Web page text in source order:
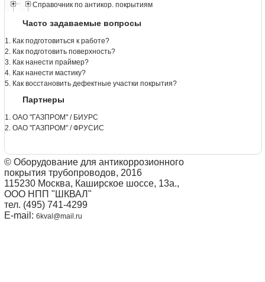
Справочник по антикор. покрытиям
Часто задаваемые вопросы
1. Как подготовиться к работе?
2. Как подготовить поверхность?
3. Как нанести праймер?
4. Как нанести мастику?
5. Как восстановить дефектные участки покрытия?
Партнеры
1. ОАО "ГАЗПРОМ" / БИУРС
2. ОАО "ГАЗПРОМ" / ФРУСИС
© Оборудование для антикоррозионного
покрытия трубопроводов, 2016
115230 Москва, Каширское шоссе, 13а.,
ООО НПП "ШКВАЛ"
тел. (495) 741-4299
E-mail: 6kval@mail.ru